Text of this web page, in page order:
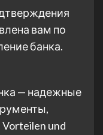
вам по
банка.
— надежные
und